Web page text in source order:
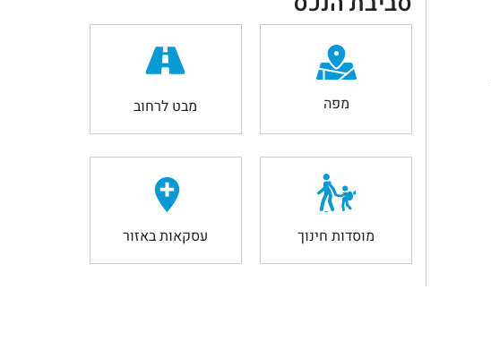
מפה מבט לרחוב
מוסדות חינוך עסקאות באזור